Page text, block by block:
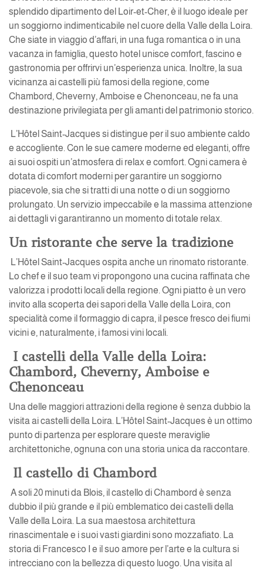
splendido dipartimento del Loir-et-Cher, è il luogo ideale per
un soggiorno indimenticabile nel cuore della Valle della Loira.
Che siate in viaggio d’affari, in una fuga romantica o in una
vacanza in famiglia, questo hotel unisce comfort, fascino e
gastronomia per offrirvi un’esperienza unica. Inoltre, la sua
vicinanza ai castelli più famosi della regione, come
Chambord, Cheverny, Amboise e Chenonceau, ne fa una
destinazione privilegiata per gli amanti del patrimonio storico.
L’Hôtel Saint-Jacques si distingue per il suo ambiente caldo
e accogliente. Con le sue camere moderne ed eleganti, offre
ai suoi ospiti un’atmosfera di relax e comfort. Ogni camera è
dotata di comfort moderni per garantire un soggiorno
piacevole, sia che si tratti di una notte o di un soggiorno
prolungato. Un servizio impeccabile e la massima attenzione
ai dettagli vi garantiranno un momento di totale relax.
Un ristorante che serve la tradizione
L’Hôtel Saint-Jacques ospita anche un rinomato ristorante.
Lo chef e il suo team vi propongono una cucina raffinata che
valorizza i prodotti locali della regione. Ogni piatto è un vero
invito alla scoperta dei sapori della Valle della Loira, con
specialità come il formaggio di capra, il pesce fresco dei fiumi
vicini e, naturalmente, i famosi vini locali.
I castelli della Valle della Loira:
Chambord, Cheverny, Amboise e
Chenonceau
Una delle maggiori attrazioni della regione è senza dubbio la
visita ai castelli della Loira. L’Hôtel Saint-Jacques è un ottimo
punto di partenza per esplorare queste meraviglie
architettoniche, ognuna con una storia unica da raccontare.
Il castello di Chambord
A soli 20 minuti da Blois, il castello di Chambord è senza
dubbio il più grande e il più emblematico dei castelli della
Valle della Loira. La sua maestosa architettura
rinascimentale e i suoi vasti giardini sono mozzafiato. La
storia di Francesco I e il suo amore per l’arte e la cultura si
intrecciano con la bellezza di questo luogo. Una visita al